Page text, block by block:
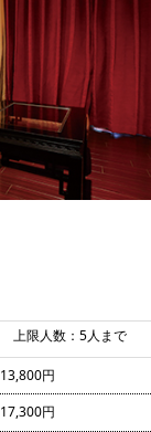
上限人数：5人まで
13,800円
17,300円